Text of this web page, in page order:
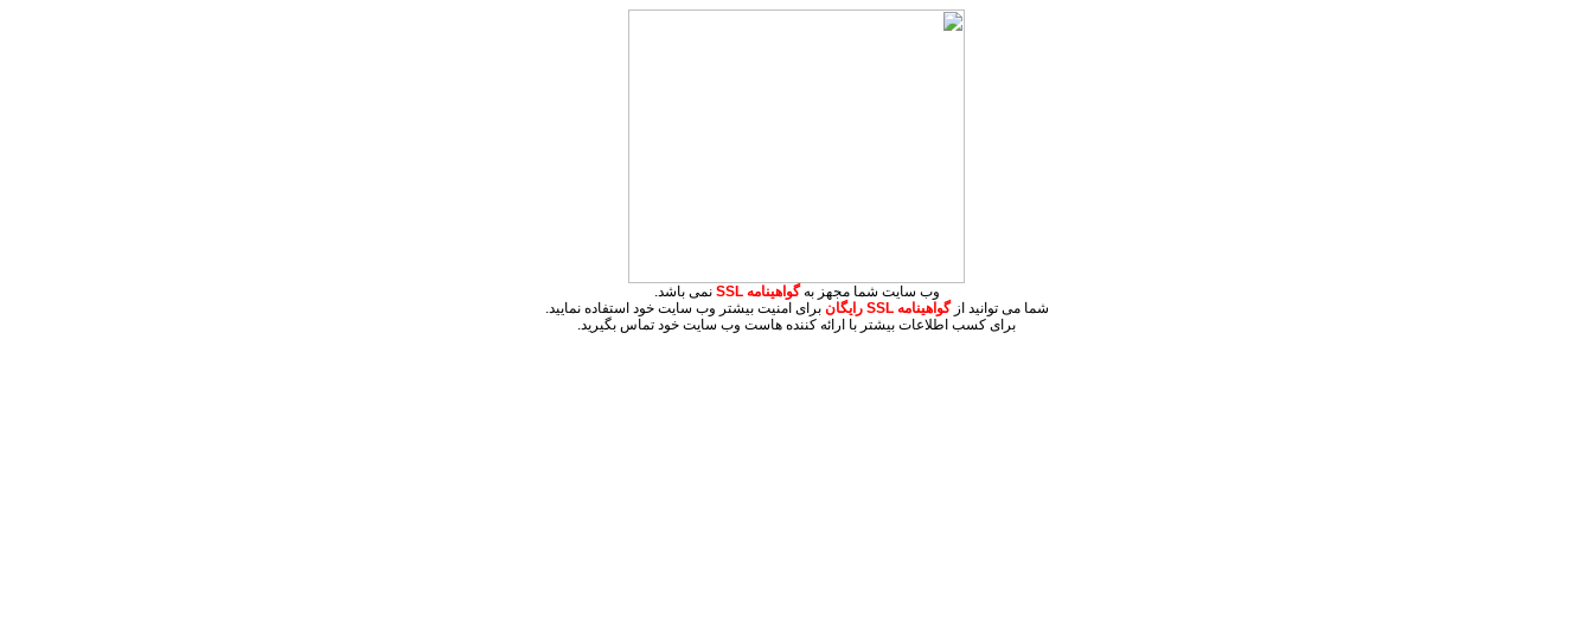
وب سایت شما مجهز بهگواهینامه SSL
نمی باشد.
شما می توانید ازگواهینامه SSL رایگان برای امنیت بیشتر وب سایت خود استفاده نمایید.
برای کسب اطلاعات بیشتر با ارائه کننده هاست وب سایت خود تماس بگیرید.